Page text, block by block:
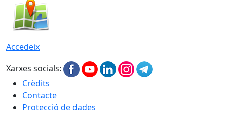
Accedeix
Xarxes socials:
Crèdits
Contacte
Protecció de dades